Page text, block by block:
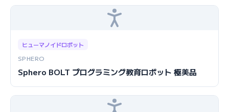
ヒューマノイドロボット
SPHERO
Sphero BOLT プログラミング教育ロボット 極美品